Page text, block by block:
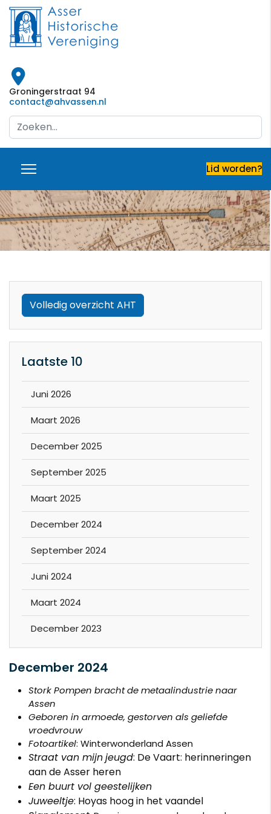
Groningerstraat 94
contact@ahvassen.nl
Search
...
Lid worden?
Volledig overzicht AHT
Laatste 10
Juni 2026
Maart 2026
December 2025
September 2025
Maart 2025
December 2024
September 2024
Juni 2024
Maart 2024
December 2023
December 2024
Stork Pompen bracht de metaalindustrie naar
Assen
Geboren in armoede, gestorven als geliefde
vroedvrouw
Fotoartikel: Winterwonderland Assen
Straat van mijnjeugd: De Vaart: herinneringen
aan de Asser heren
Een buurt vol geestelijken
Juweeltje: Hoyas hoog in het vaandel